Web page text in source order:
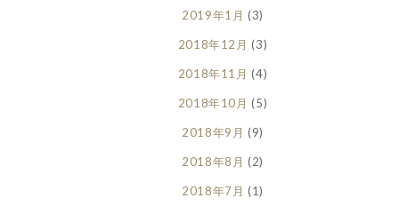
2019年1月 (3)
2018年12月 (3)
2018年11月 (4)
2018年10月 (5)
2018年9月 (9)
2018年8月 (2)
2018年7月 (1)